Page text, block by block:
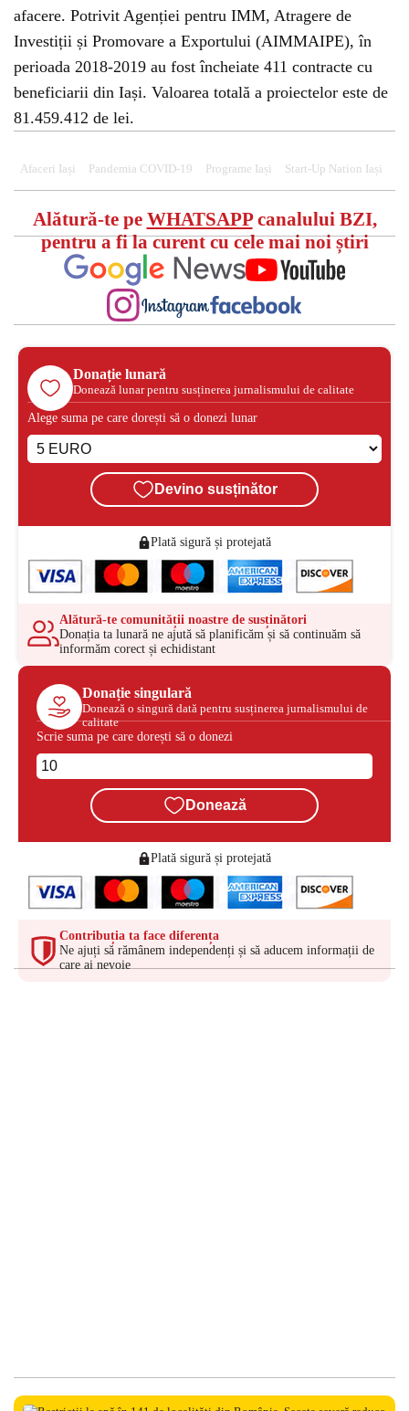
afacere. Potrivit Agenției pentru IMM, Atragere de
Investiții și Promovare a Exportului (AIMMAIPE), în
perioada 2018-2019 au fost încheiate 411 contracte cu
beneficiarii din Iași. Valoarea totală a proiectelor este de
81.459.412 de lei.
Afaceri Iași Pandemia COVID-19 Programe Iași Start-Up Nation Iași
Alătură-te pe WHATSAPPcanalului BZI,
pentru a fi la curent cu cele mai noi știri
Donație lunară
Donează lunar pentru susținerea jurnalismului de calitate
Alege suma pe care dorești să o donezi lunar
Devino susținător
Plată sigură și protejată
Alătură-te comunității noastre de susținători
Donația ta lunară ne ajută să planificăm și să continuăm să
informăm corect și echidistant
Donație singulară
Donează o singură dată pentru susținerea jurnalismului de
calitate
Scrie suma pe care dorești să o donezi
Donează
Plată sigură și protejată
Contribuția ta face diferența
Ne ajuți să rămânem independenți și să aducem informații de
care ai nevoie